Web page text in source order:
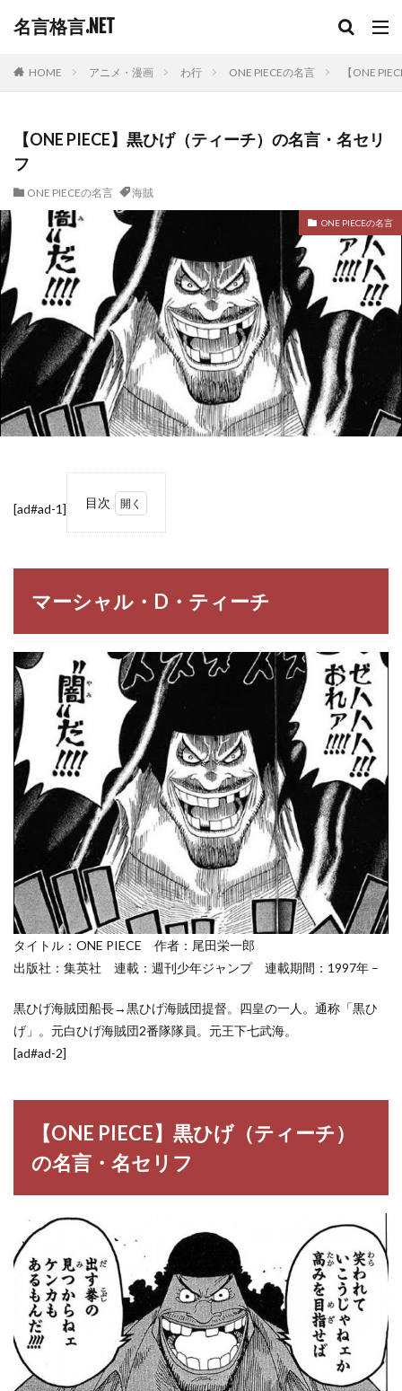
名言格言.NET
HOME アニメ・漫画 わ行 ONE PIECEの名言 【ONE
【ONE PIECE】黒ひげ（ティーチ）の名言・名セリ
フ
ONE PIECEの名言 海賊
ONE PIECEの名言
[ad#ad-1] 目次
ティ
【ONE
PIECE】
黒ひげ
（ティ
ーチ）
の名
言・名
セリフ
3
【ONE
PIECE】
登場人
物一覧
マーシャル・D・ティーチ
タイトル：ONE PIECE 作者：尾田栄一郎
出版社：集英社 連載：週刊少年ジャンプ 連載期間：1997年 –
黒ひげ海賊団船長→黒ひげ海賊団提督。四皇の一人。通称「黒ひ
げ」。元白ひげ海賊団2番隊隊員。元王下七武海。
[ad#ad-2]
【ONE PIECE】黒ひげ（ティーチ）
の名言・名セリフ